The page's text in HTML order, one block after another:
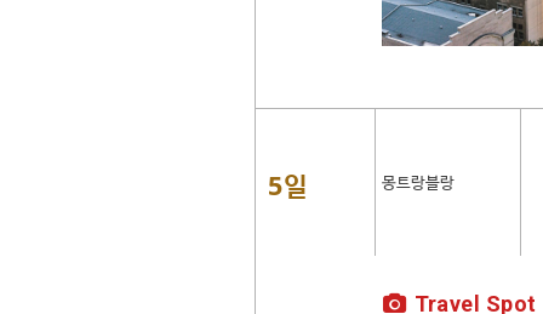
5일 몽트랑블랑
Travel Spot